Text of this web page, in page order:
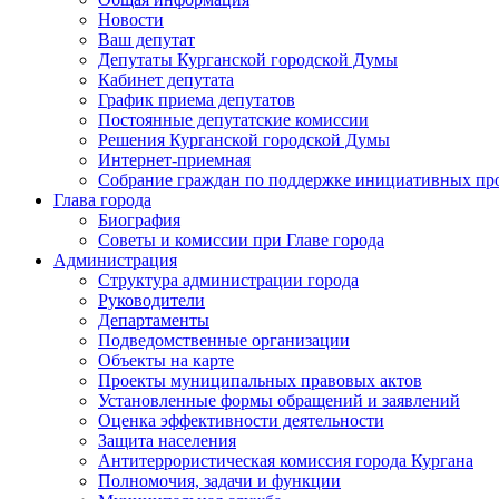
Новости
Ваш депутат
Депутаты Курганской городской Думы
Кабинет депутата
График приема депутатов
Постоянные депутатские комиссии
Решения Курганской городской Думы
Интернет-приемная
Собрание граждан по поддержке инициативных
Глава города
Биография
Советы и комиссии при Главе города
Администрация
Структура администрации города
Руководители
Департаменты
Подведомственные организации
Объекты на карте
Проекты муниципальных правовых актов
Установленные формы обращений и заявлений
Оценка эффективности деятельности
Защита населения
Антитеррористическая комиссия города Кургана
Полномочия, задачи и функции